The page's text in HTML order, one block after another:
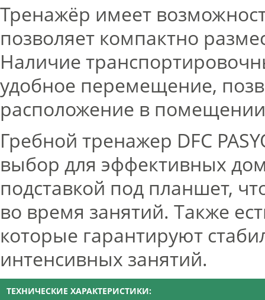
Тренажёр имеет
позволяет компактно
Наличие
удобное перемещение,
расположение в
Гребной тренажер DFC
выбор для эффективных
подставкой под планшет,
во время занятий. Также
которые гарантируют
интенсивных занятий.
ТЕХНИЧЕСКИЕ ХАРАКТЕРИСТИКИ: